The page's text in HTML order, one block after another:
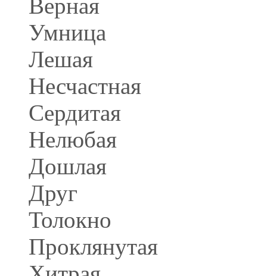
Верная
Умница
Лешая
Несчастная
Сердитая
Нелюбая
Дошлая
Друг
Толокно
Проклянутая